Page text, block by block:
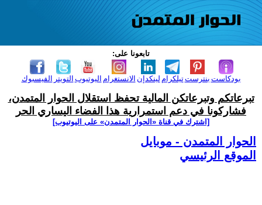
تابعونا على:
الفيسبوك التويتر اليوتيوب الانستغرام لينكدإن تيلكرامبنترست بودكاست
تبرعاتكم وتبرعاتكن المالية تحفظ استقلال الحوار المتمدن،
فشاركونا في دعم استمرارية هذا الفضاء اليساري الحر
[اشترك في قناة ‫«الحوار المتمدن» على اليوتيوب]
الحوار المتمدن - موبايل
الموقع الرئيسي